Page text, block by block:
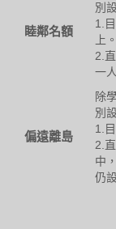
睦鄰名額
別
1.
上。
2.
一
偏遠離島
除
別
1.
2.
中
仍